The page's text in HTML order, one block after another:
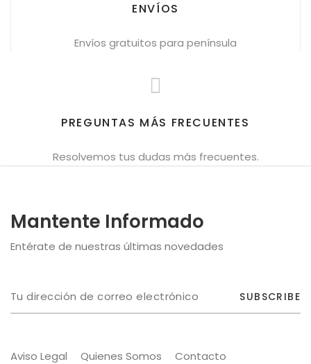
ENVÍOS
Envíos gratuitos para península
PREGUNTAS MÁS FRECUENTES
Resolvemos tus dudas más frecuentes.
Mantente Informado
Entérate de nuestras últimas novedades
SUBSCRIBE
Aviso Legal Quienes Somos Contacto